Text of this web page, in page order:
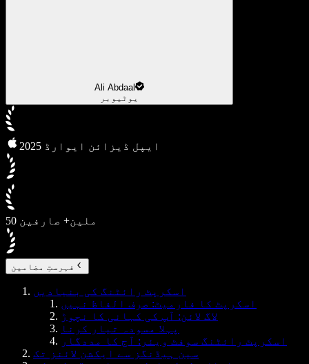
Ali Abdaal
یوٹیوبر
2025 ایپل ڈیزائن ایوارڈ
50 ملین+ صارفین
فہرستِ مضامین
اسکرپٹ رائٹنگ کی بنیادیں
اسکرپٹ کا فارمیٹ: صرف الفاظ نہیں
لاگ لائن: آپ کی کہانی کا نچوڑ
پہلا مسودہ تیار کرنا
اسکرپٹ رائٹنگ سوفٹ ویئر: آج کا مددگار
سین ہیڈنگز سے ایکشن لائنز تک